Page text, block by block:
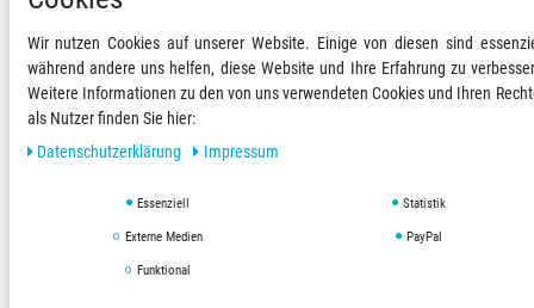
Versandoptionen Social Media
Copyright © 2019 Hygienical. Alle Rechte vorbehalten.
Wir nutzen Cookies auf unserer Website. Einige von diesen sind
während andere uns helfen, diese Website und Ihre Erfahrung zu
Weitere Informationen zu den von uns verwendeten Cookies und Ihren
als Nutzer finden Sie hier:
Daten­schutz­erklärung
Impressum
Essenziell Statistik
Externe Medien PayPal
Funktional